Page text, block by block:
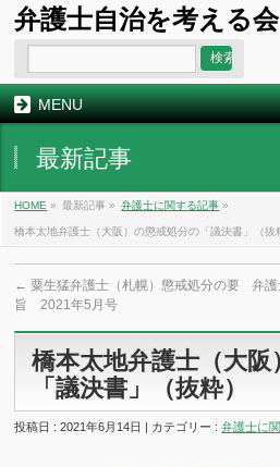
弁護士自治を考える会
MENU
最新記事
HOME » 最新記事 » 弁護士に関する記事 »
橋本太地弁護士（大阪）の懲戒処分の「議決書」（抜
← 粟生猛弁護士（札幌）懲戒処分の要
旨 2021年5月号
弁
橋本太地弁護士（大
「議決書」（抜粋）
投稿日 : 2021年6月14日 | カテゴリー :弁護士に